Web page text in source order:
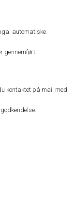
automatiske
gennemført.
kontaktet på mail med